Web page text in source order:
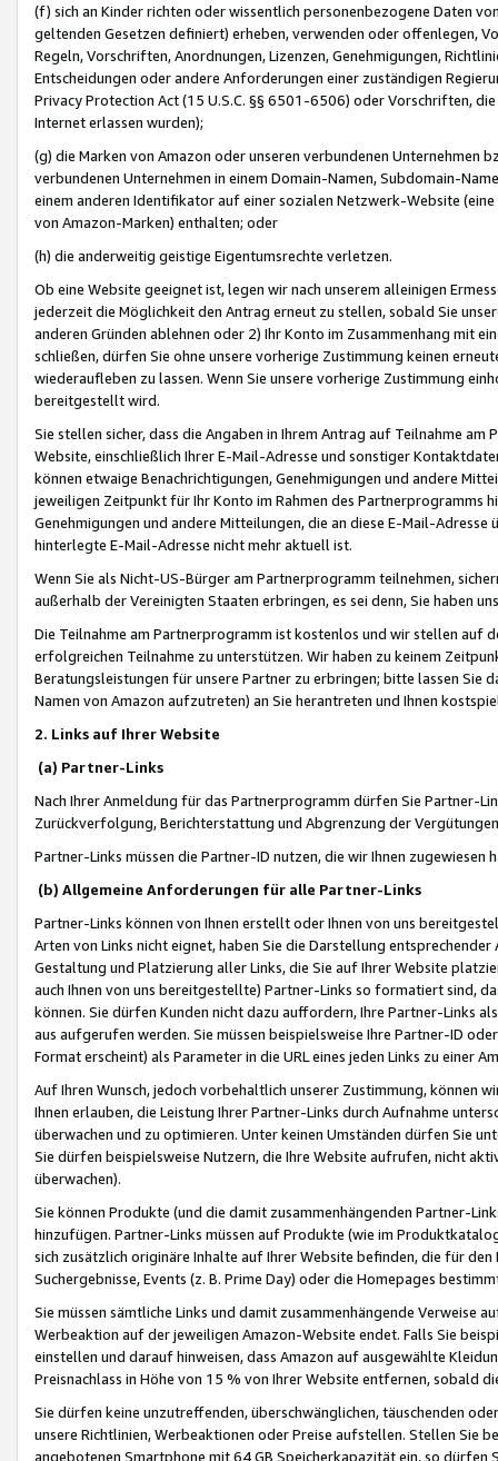
(f) sich an Kinder richten oder wissentlich personenbezogene Daten
geltenden Gesetzen definiert) erheben, verwenden oder offenlegen,
Regeln, Vorschriften, Anordnungen, Lizenzen, Genehmigungen,
Entscheidungen oder andere Anforderungen einer zuständigen
Privacy Protection Act (15 U.S.C. §§ 6501-6506) oder Vorschriften,
Internet erlassen wurden);
(g) die Marken von Amazon oder unseren verbundenen Unternehmen
verbundenen Unternehmen in einem Domain-Namen, Subdomain-
einem anderen Identifikator auf einer sozialen Netzwerk-Website
von Amazon-Marken) enthalten; oder
(h) die anderweitig geistige Eigentumsrechte verletzen.
Ob eine Website geeignet ist, legen wir nach unserem alleinigen
jederzeit die Möglichkeit den Antrag erneut zu stellen, sobald Sie
anderen Gründen ablehnen oder 2) Ihr Konto im Zusammenhang mit
schließen, dürfen Sie ohne unsere vorherige Zustimmung keinen
wiederaufleben zu lassen. Wenn Sie unsere vorherige Zustimmung
bereitgestellt wird.
Sie stellen sicher, dass die Angaben in Ihrem Antrag auf Teilnahme
Website, einschließlich Ihrer E-Mail-Adresse und sonstiger
können etwaige Benachrichtigungen, Genehmigungen und andere
jeweiligen Zeitpunkt für Ihr Konto im Rahmen des Partnerprogramms
Genehmigungen und andere Mitteilungen, die an diese E-Mail-
hinterlegte E-Mail-Adresse nicht mehr aktuell ist.
Wenn Sie als Nicht-US-Bürger am Partnerprogramm teilnehmen,
außerhalb der Vereinigten Staaten erbringen, es sei denn, Sie haben
Die Teilnahme am Partnerprogramm ist kostenlos und wir stellen auf
erfolgreichen Teilnahme zu unterstützen. Wir haben zu keinem
Beratungsleistungen für unsere Partner zu erbringen; bitte lassen Sie
Namen von Amazon aufzutreten) an Sie herantreten und Ihnen
2. Links auf Ihrer Website
(a) Partner-Links
Nach Ihrer Anmeldung für das Partnerprogramm dürfen Sie Partner-
Zurückverfolgung, Berichterstattung und Abgrenzung der
Partner-Links müssen die Partner-ID nutzen, die wir Ihnen zugewiesen
(b) Allgemeine Anforderungen für alle Partner-Links
Partner-Links können von Ihnen erstellt oder Ihnen von uns
Arten von Links nicht eignet, haben Sie die Darstellung
Gestaltung und Platzierung aller Links, die Sie auf Ihrer Website
auch Ihnen von uns bereitgestellte) Partner-Links so formatiert sind,
können. Sie dürfen Kunden nicht dazu auffordern, Ihre Partner-Links
aus aufgerufen werden. Sie müssen beispielsweise Ihre Partner-ID
Format erscheint) als Parameter in die URL eines jeden Links zu einer
Auf Ihren Wunsch, jedoch vorbehaltlich unserer Zustimmung, können
Ihnen erlauben, die Leistung Ihrer Partner-Links durch Aufnahme
überwachen und zu optimieren. Unter keinen Umständen dürfen Sie
Sie dürfen beispielsweise Nutzern, die Ihre Website aufrufen, nicht
überwachen).
Sie können Produkte (und die damit zusammenhängenden Partner-
hinzufügen. Partner-Links müssen auf Produkte (wie im
sich zusätzlich originäre Inhalte auf Ihrer Website befinden, die für
Suchergebnisse, Events (z. B. Prime Day) oder die Homepages
Sie müssen sämtliche Links und damit zusammenhängende
Werbeaktion auf der jeweiligen Amazon-Website endet. Falls Sie
einstellen und darauf hinweisen, dass Amazon auf ausgewählte
Preisnachlass in Höhe von 15 % von Ihrer Website entfernen, sobald
Sie dürfen keine unzutreffenden, überschwänglichen, täuschenden
unsere Richtlinien, Werbeaktionen oder Preise aufstellen. Stellen Sie
angebotenen Smartphone mit 64 GB Speicherkapazität ein, so dürfen